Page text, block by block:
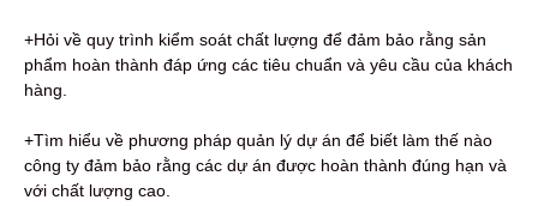
+Hỏi về quy trình kiểm soát chất lượng để đảm bảo rằng sản
phẩm hoàn thành đáp ứng các tiêu chuẩn và yêu cầu của khách
hàng.
+Tìm hiểu về phương pháp quản lý dự án để biết làm thế nào
công ty đảm bảo rằng các dự án được hoàn thành đúng hạn và
với chất lượng cao.